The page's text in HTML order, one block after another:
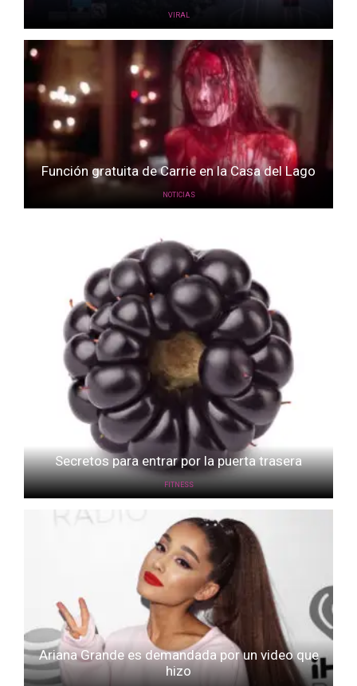
VIRAL
Función gratuita de Carrie en la Casa del Lago
NOTICIAS
Secretos para entrar por la puerta trasera
FITNESS
Ariana Grande es demandada por un video que
hizo